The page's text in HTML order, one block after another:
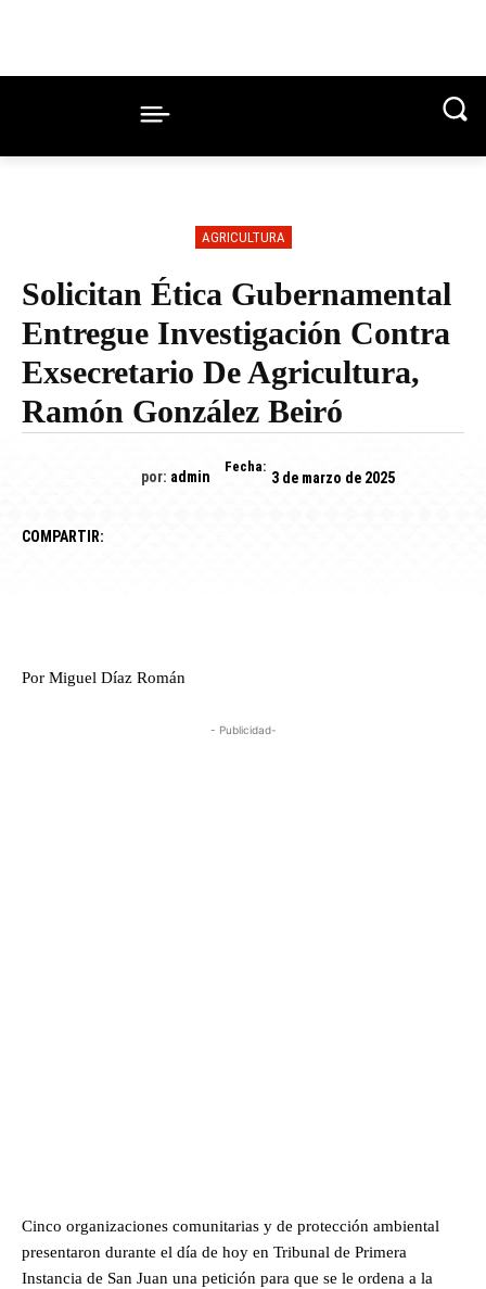
AGRICULTURA
Solicitan Ética Gubernamental
Entregue Investigación Contra
Exsecretario De Agricultura,
Ramón González Beiró
por: admin
Fecha:
3 de marzo de 2025
COMPARTIR:
Por Miguel Díaz Román
- Publicidad-
Cinco organizaciones comunitarias y de protección ambiental
presentaron durante el día de hoy en Tribunal de Primera
Instancia de San Juan una petición para que se le ordena a la